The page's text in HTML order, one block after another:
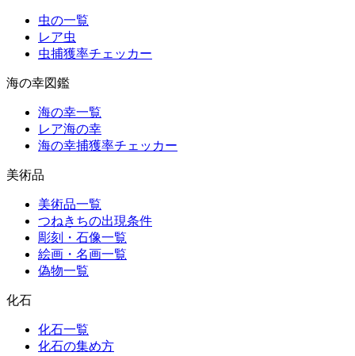
虫の一覧
レア虫
虫捕獲率チェッカー
海の幸図鑑
海の幸一覧
レア海の幸
海の幸捕獲率チェッカー
美術品
美術品一覧
つねきちの出現条件
彫刻・石像一覧
絵画・名画一覧
偽物一覧
化石
化石一覧
化石の集め方